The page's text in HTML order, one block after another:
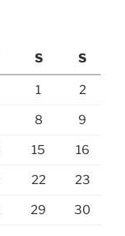
S S
1 2
8 9
15 16
22 23
29 30